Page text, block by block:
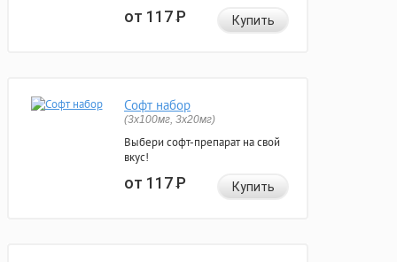
от 117Р Купить
Софт набор
(3x100мг, 3x20мг)
Выбери софт-препарат на свой
вкус!
от 117Р Купить